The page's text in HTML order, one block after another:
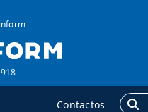
Contactos